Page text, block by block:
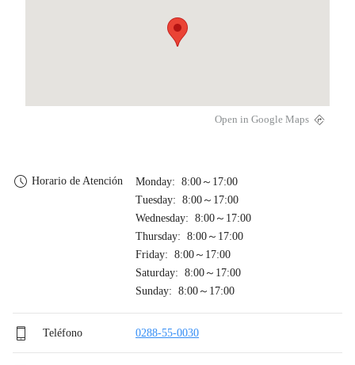
Open in Google Maps
Horario de Atención
Monday: 8:00～17:00
Tuesday: 8:00～17:00
Wednesday: 8:00～17:00
Thursday: 8:00～17:00
Friday: 8:00～17:00
Saturday: 8:00～17:00
Sunday: 8:00～17:00
Teléfono 0288-55-0030